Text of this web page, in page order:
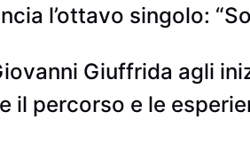
l’ottavo singolo:
Giuffrida agli
percorso e le